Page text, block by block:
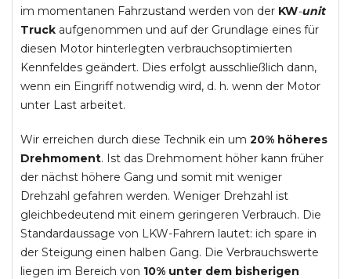
im momentanen Fahrzustand werden von der KW-unit
Truck aufgenommen und auf der Grundlage eines für
diesen Motor hinterlegten verbrauchsoptimierten
Kennfeldes geändert. Dies erfolgt ausschließlich dann,
wenn ein Eingriff notwendig wird, d. h. wenn der Motor
unter Last arbeitet.
Wir erreichen durch diese Technik ein um 20% höheres
Drehmoment. Ist das Drehmoment höher kann früher
der nächst höhere Gang und somit mit weniger
Drehzahl gefahren werden. Weniger Drehzahl ist
gleichbedeutend mit einem geringeren Verbrauch. Die
Standardaussage von LKW-Fahrern lautet: ich spare in
der Steigung einen halben Gang. Die Verbrauchswerte
liegen im Bereich von 10% unter dem bisherigen